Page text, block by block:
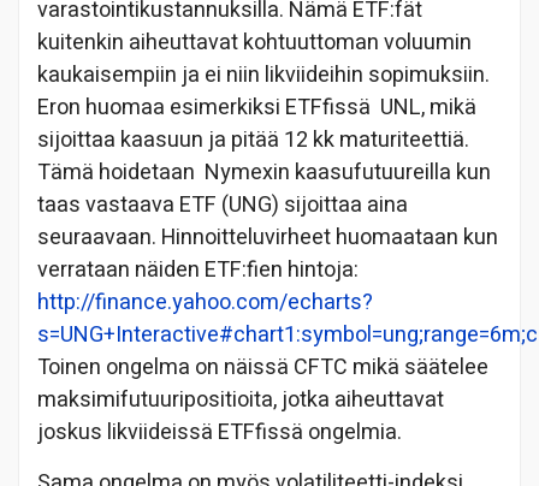
varastointikustannuksilla. Nämä ETF:fät
kuitenkin aiheuttavat kohtuuttoman voluumin
kaukaisempiin ja ei niin likviideihin sopimuksiin.
Eron huomaa esimerkiksi ETFfissä UNL, mikä
sijoittaa kaasuun ja pitää 12 kk maturiteettiä.
Tämä hoidetaan Nymexin kaasufutuureilla kun
taas vastaava ETF (UNG) sijoittaa aina
seuraavaan. Hinnoitteluvirheet huomaataan kun
verrataan näiden ETF:fien hintoja:
http://finance.yahoo.com/echarts?
Toinen ongelma on näissä CFTC mikä säätelee
maksimifutuuripositioita, jotka aiheuttavat
joskus likviideissä ETFfissä ongelmia.